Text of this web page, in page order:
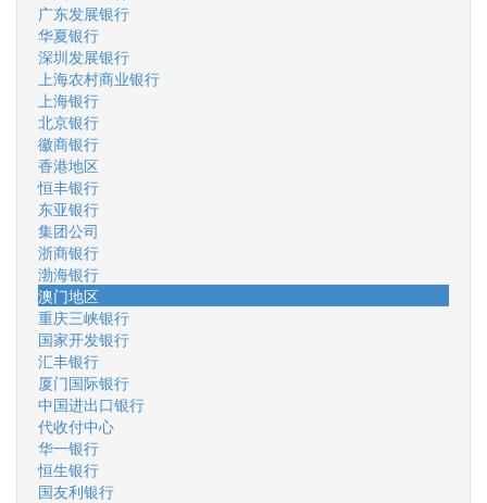
广东发展银行
华夏银行
深圳发展银行
上海农村商业银行
上海银行
北京银行
徽商银行
香港地区
恒丰银行
东亚银行
集团公司
浙商银行
渤海银行
澳门地区
重庆三峡银行
国家开发银行
汇丰银行
厦门国际银行
中国进出口银行
代收付中心
华一银行
恒生银行
国友利银行